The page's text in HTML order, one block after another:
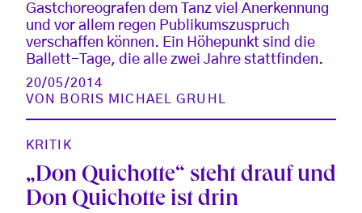
Gastchoreografen dem Tanz viel Anerkennung
und vor allem regen Publikumszuspruch
verschaffen können. Ein Höhepunkt sind die
Ballett-Tage, die alle zwei Jahre stattfinden.
20/05/2014
VON
BORIS MICHAEL GRUHL
KRITIK
„Don Quichotte“ steht drauf und
Don Quichotte ist drin